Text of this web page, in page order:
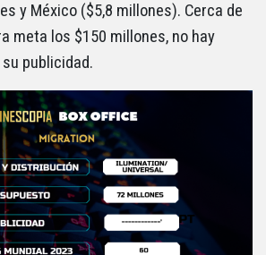
y México ($5,8 millones). Cerca de
meta los $150 millones, no hay
publicidad.